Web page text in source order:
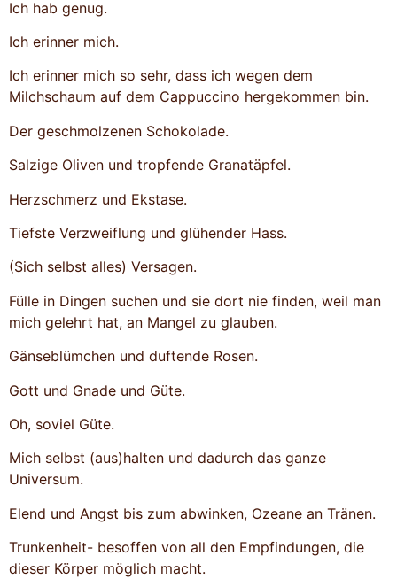
Ich hab genug.
Ich erinner mich.
Ich erinner mich so sehr, dass ich wegen dem
Milchschaum auf dem Cappuccino hergekommen bin.
Der geschmolzenen Schokolade.
Salzige Oliven und tropfende Granatäpfel.
Herzschmerz und Ekstase.
Tiefste Verzweiflung und glühender Hass.
(Sich selbst alles) Versagen.
Fülle in Dingen suchen und sie dort nie finden, weil man
mich gelehrt hat, an Mangel zu glauben.
Gänseblümchen und duftende Rosen.
Gott und Gnade und Güte.
Oh, soviel Güte.
Mich selbst (aus)halten und dadurch das ganze
Universum.
Elend und Angst bis zum abwinken, Ozeane an Tränen.
Trunkenheit- besoffen von all den Empfindungen, die
dieser Körper möglich macht.